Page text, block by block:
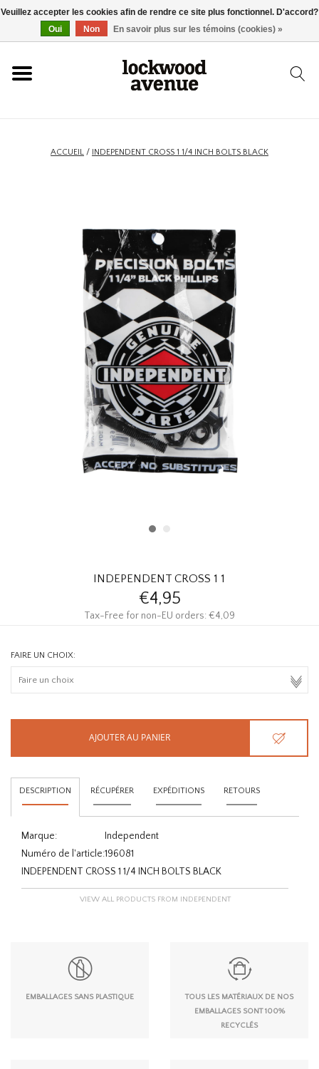
ACCUEIL
NOUVEAUACCUEIL / INDEPENDENT CROSS 1 1/4 INCH BOLTS BLACK
INDEPENDENT CROSS 1 1
€4,95
Tax-Free for non-EU orders: €4,09
FAIRE UN CHOIX:
AJOUTER AU PANIER
DESCRIPTION RÉCUPÉRER EXPÉDITIONS RETOURS
Marque:
Independent
Numéro de l'article:196081
INDEPENDENT CROSS 1 1/4 INCH BOLTS BLACK
VIEW ALL PRODUCTS FROM INDEPENDENT
EMBALLAGES SANS PLASTIQUE
TOUS LES MATÉRIAUX DE NOS
EMBALLAGES SONT 100%
RECYCLÉS
Veuillez accepter les cookies afin de rendre ce site plus fonctionnel. D'accord?
Oui
Non En savoir plus sur les témoins (cookies) »